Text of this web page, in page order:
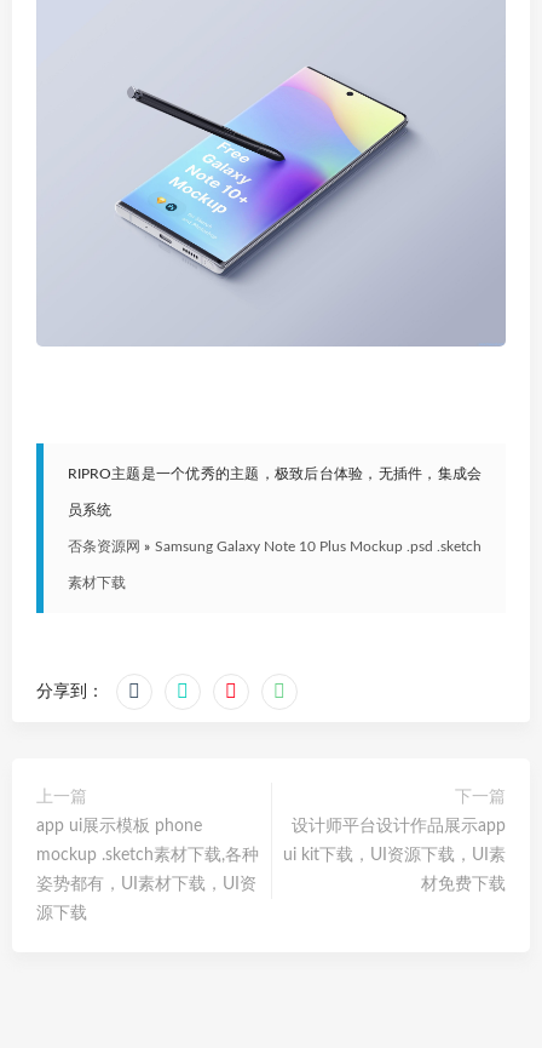
RIPRO主题是一个优秀的主题，极致后台体验，无插件，集成会
员系统
否条资源网 » Samsung Galaxy Note 10 Plus Mockup .psd .sketch
素材下载
分享到：
上一篇
app ui展示模板 phone
mockup .sketch素材下载,各种
姿势都有，UI素材下载，UI资
源下载
下一篇
设计师平台设计作品展示app
ui kit下载，UI资源下载，UI素
材免费下载